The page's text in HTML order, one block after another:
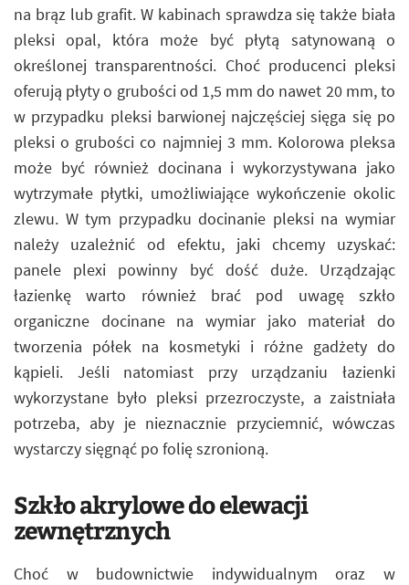
na brąz lub grafit. W kabinach sprawdza się także biała
pleksi opal, która może być płytą satynowaną o
określonej transparentności. Choć producenci pleksi
oferują płyty o grubości od 1,5 mm do nawet 20 mm, to
w przypadku pleksi barwionej najczęściej sięga się po
pleksi o grubości co najmniej 3 mm. Kolorowa pleksa
może być również docinana i wykorzystywana jako
wytrzymałe płytki, umożliwiające wykończenie okolic
zlewu. W tym przypadku docinanie pleksi na wymiar
należy uzależnić od efektu, jaki chcemy uzyskać:
panele plexi powinny być dość duże. Urządzając
łazienkę warto również brać pod uwagę szkło
organiczne docinane na wymiar jako materiał do
tworzenia półek na kosmetyki i różne gadżety do
kąpieli. Jeśli natomiast przy urządzaniu łazienki
wykorzystane było pleksi przezroczyste, a zaistniała
potrzeba, aby je nieznacznie przyciemnić, wówczas
wystarczy sięgnąć po folię szronioną.
Szkło akrylowe do elewacji
zewnętrznych
Choć w budownictwie indywidualnym oraz w